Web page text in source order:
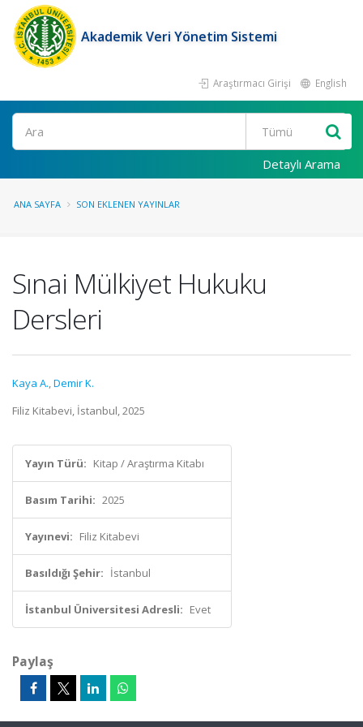
Akademik Veri Yönetim Sistemi
Araştırmacı Girişi English
Ara
Detaylı Arama
ANA SAYFA SON EKLENEN YAYINLAR
Sınai Mülkiyet Hukuku
Dersleri
Kaya A.,Demir K.
Filiz Kitabevi, İstanbul, 2025
Yayın Türü: Kitap / Araştırma Kitabı
Basım Tarihi: 2025
Yayınevi: Filiz Kitabevi
Basıldığı Şehir: İstanbul
İstanbul Üniversitesi Adresli: Evet
Paylaş